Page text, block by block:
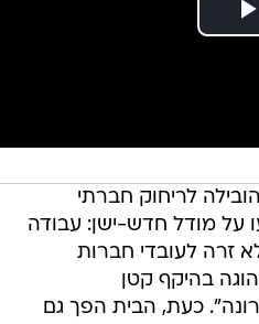
לריחוק חברתי
על מודל חדש-ישן: עבודה
זרה לעובדי חברות
בהיקף קטן
כעת, הבית הפך גם